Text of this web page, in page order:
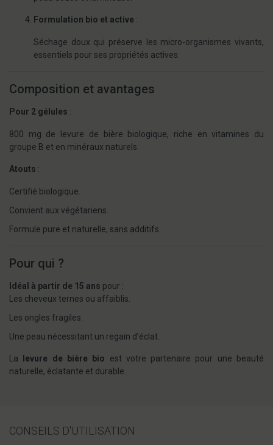
Formulation bio et active :
Séchage doux qui préserve les micro-organismes vivants,
essentiels pour ses propriétés actives.
Composition et avantages
Pour 2 gélules :
800 mg de levure de bière biologique, riche en vitamines du
groupe B et en minéraux naturels.
Atouts :
Certifié biologique.
Convient aux végétariens.
Formule pure et naturelle, sans additifs.
Pour qui ?
Idéal à partir de 15 ans pour :
Les cheveux ternes ou affaiblis.
Les ongles fragiles.
Une peau nécessitant un regain d’éclat.
La levure de bière bio est votre partenaire pour une beauté
naturelle, éclatante et durable.
CONSEILS D'UTILISATION